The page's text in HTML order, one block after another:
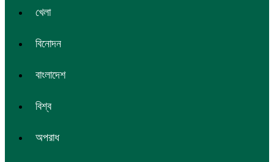
খেলা
বিনোদন
বাংলাদেশ
বিশ্ব
অপরাধ